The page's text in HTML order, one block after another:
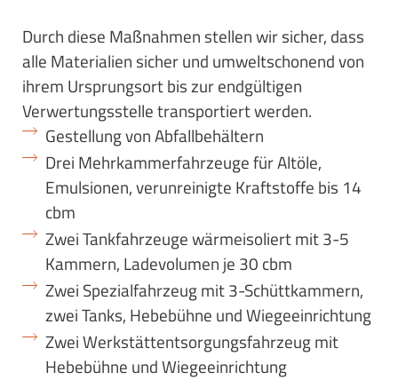
Durch diese Maßnahmen stellen wir sicher, dass
alle Materialien sicher und umweltschonend von
ihrem Ursprungsort bis zur endgültigen
Verwertungsstelle transportiert werden.
Gestellung von Abfallbehältern
Drei Mehrkammerfahrzeuge für Altöle,
Emulsionen, verunreinigte Kraftstoffe bis 14
cbm
Zwei Tankfahrzeuge wärmeisoliert mit 3-5
Kammern, Ladevolumen je 30 cbm
Zwei Spezialfahrzeug mit 3-Schüttkammern,
zwei Tanks, Hebebühne und Wiegeeinrichtung
Zwei Werkstättentsorgungsfahrzeug mit
Hebebühne und Wiegeeinrichtung